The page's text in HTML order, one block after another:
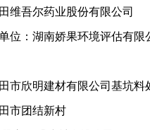
吾尔药业股份有限公司
：湖南娇果环境评估有限
欣明建材有限公司基坑料
团结新村